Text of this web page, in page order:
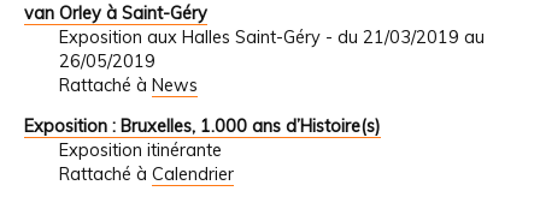
van Orley à Saint-Géry
Exposition aux Halles Saint-Géry - du 21/03/2019 au
26/05/2019
Rattaché à News
Exposition : Bruxelles, 1.000 ans d’Histoire(s)
Exposition itinérante
Rattaché à Calendrier